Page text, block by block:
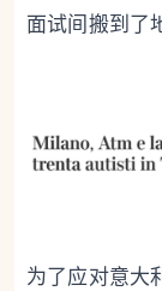
面试间搬到了
为了应对意大